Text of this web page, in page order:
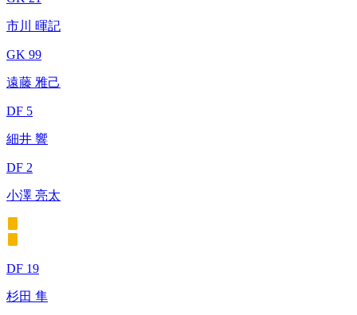
市川 暉記
GK 99
遠藤 雅己
DF 5
細井 響
DF 2
小澤 亮太
DF 19
杉田 隼